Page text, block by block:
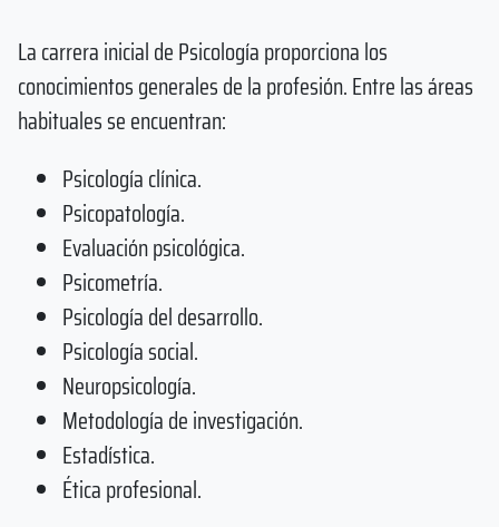
La carrera inicial de Psicología proporciona los
conocimientos generales de la profesión. Entre las áreas
habituales se encuentran:
Psicología clínica.
Psicopatología.
Evaluación psicológica.
Psicometría.
Psicología del desarrollo.
Psicología social.
Neuropsicología.
Metodología de investigación.
Estadística.
Ética profesional.